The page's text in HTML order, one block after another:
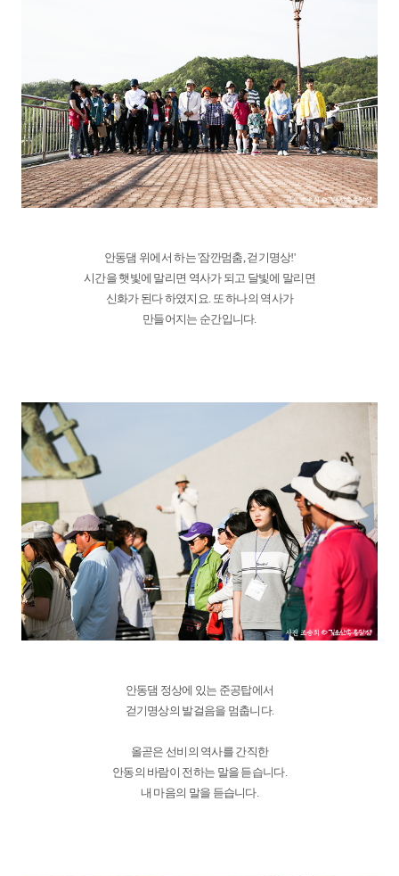
안동댐 위에서 하는 '잠깐멈춤, 걷기명상!'
시간을 햇빛에 말리면 역사가 되고 달빛에 말리면
신화가 된다 하였지요. 또 하나의 역사가
만들어지는 순간입니다.
안동댐 정상에 있는 준공탑에서
걷기명상의 발걸음을 멈춥니다.
올곧은 선비의 역사를 간직한
안동의 바람이 전하는 말을 듣습니다.
내 마음의 말을 듣습니다.